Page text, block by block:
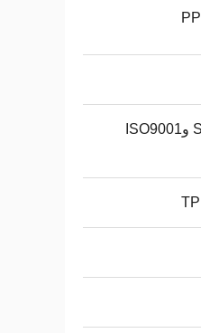
ديزني ويونيفرسال وسيديكس وSA8000 وISO9001